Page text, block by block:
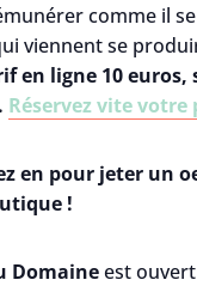
comme il
viennent se
en ligne 10 euros,
Réservez vite votre
en pour jeter un
!
Domaineest